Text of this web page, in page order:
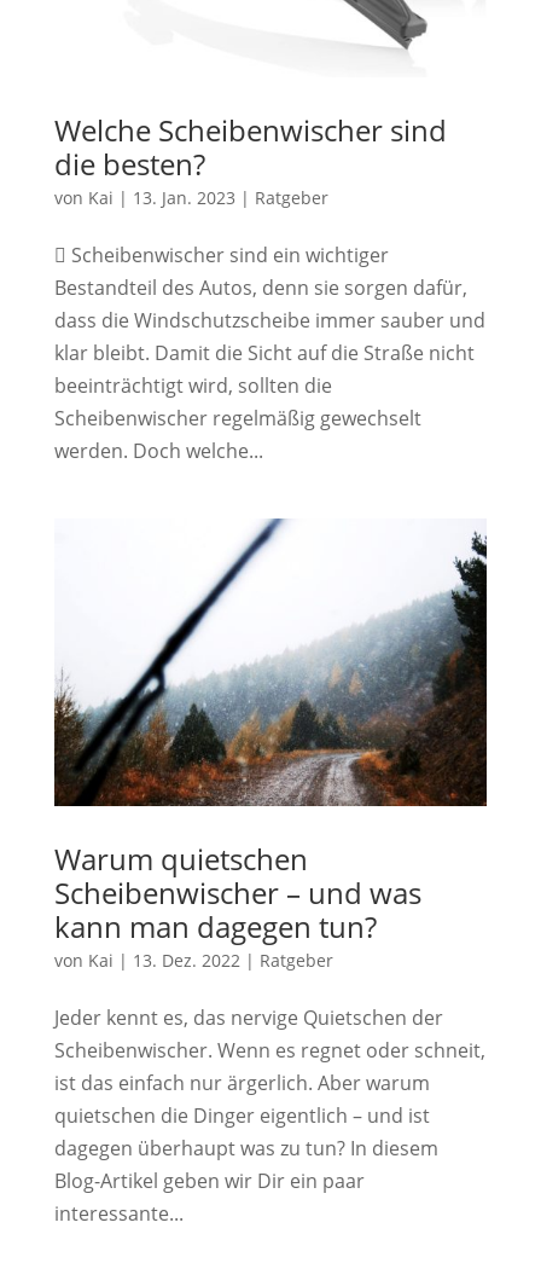
Welche Scheibenwischer sind
die besten?
von Kai | 13. Jan. 2023 | Ratgeber
 Scheibenwischer sind ein wichtiger
Bestandteil des Autos, denn sie sorgen dafür,
dass die Windschutzscheibe immer sauber und
klar bleibt. Damit die Sicht auf die Straße nicht
beeinträchtigt wird, sollten die
Scheibenwischer regelmäßig gewechselt
werden. Doch welche...
Warum quietschen
Scheibenwischer – und was
kann man dagegen tun?
von Kai | 13. Dez. 2022 | Ratgeber
Jeder kennt es, das nervige Quietschen der
Scheibenwischer. Wenn es regnet oder schneit,
ist das einfach nur ärgerlich. Aber warum
quietschen die Dinger eigentlich – und ist
dagegen überhaupt was zu tun? In diesem
Blog-Artikel geben wir Dir ein paar
interessante...